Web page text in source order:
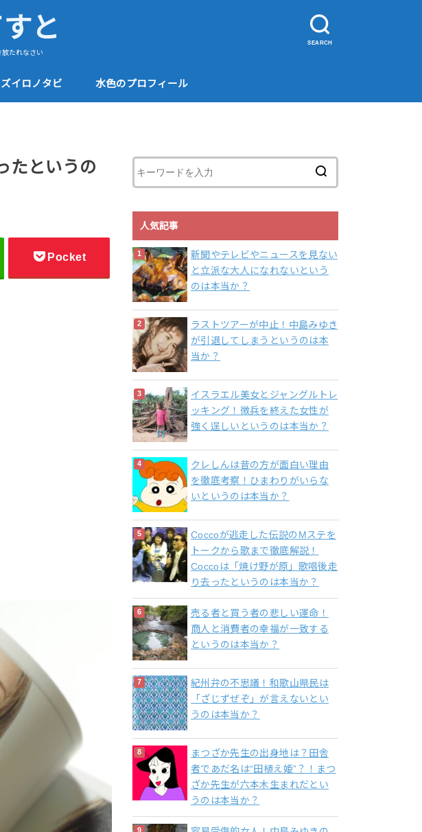
SEARCH
と
たれなさい
イロノタビ 水色のプロフィール
たというの
Pocket
人気記事
新聞やテレビやニュースを見ない
と立派な大人になれないという
のは本当か？
ラストツアーが中止！中島みゆき
が引退してしまうというのは本
当か？
イスラエル美女とジャングルトレ
ッキング！徴兵を終えた女性が
強く逞しいというのは本当か？
クレしんは昔の方が面白い理由
を徹底考察！ひまわりがいらな
いというのは本当か？
Coccoが逃走した伝説のMステを
トークから歌まで徹底解説！
Coccoは「焼け野が原」歌唱後走
り去ったというのは本当か？
売る者と買う者の悲しい運命！
商人と消費者の幸福が一致する
というのは本当か？
紀州弁の不思議！和歌山県民は
「ざじずぜぞ」が言えないとい
うのは本当か？
まつざか先生の出身地は？田舎
者であだ名は“田植え姫”？！まつ
ざか先生が六本木生まれだとい
うのは本当か？